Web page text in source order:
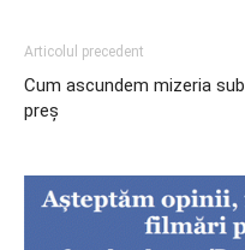
Articolul precedent
Cum ascundem mizeria sub
preş